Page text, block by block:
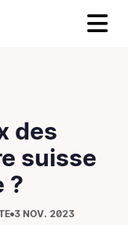
des
suisse
?
3 NOV. 2023